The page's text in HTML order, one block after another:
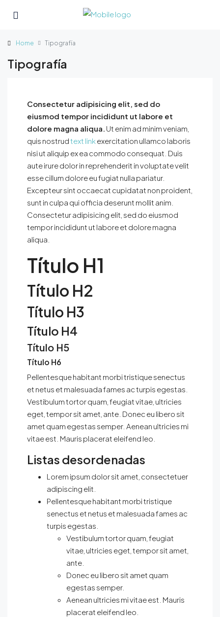
Home Tipografía
Tipografía
Consectetur adipisicing elit, sed do
eiusmod tempor incididunt ut labore et
dolore magna aliqua. Ut enim ad minim veniam,
quis nostrudtext link exercitation ullamco laboris
nisi ut aliquip ex ea commodo consequat. Duis
aute irure dolor in reprehenderit in voluptate velit
esse cillum dolore eu fugiat nulla pariatur.
Excepteur sint occaecat cupidatat non proident,
sunt in culpa qui officia deserunt mollit anim.
Consectetur adipisicing elit, sed do eiusmod
tempor incididunt ut labore et dolore magna
aliqua.
Título H1
Título H2
Título H3
Título H4
Título H5
Título H6
Pellentesque habitant morbi tristique senectus
et netus et malesuada fames ac turpis egestas.
Vestibulum tortor quam, feugiat vitae, ultricies
eget, tempor sit amet, ante. Donec eu libero sit
amet quam egestas semper. Aenean ultricies mi
vitae est. Mauris placerat eleifend leo.
Listas desordenadas
Lorem ipsum dolor sit amet, consectetuer
adipiscing elit.
Pellentesque habitant morbi tristique
senectus et netus et malesuada fames ac
turpis egestas.
Vestibulum tortor quam, feugiat
vitae, ultricies eget, tempor sit amet,
ante.
Donec eu libero sit amet quam
egestas semper.
Aenean ultricies mi vitae est. Mauris
placerat eleifend leo.